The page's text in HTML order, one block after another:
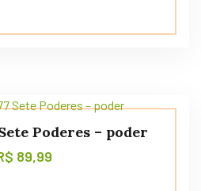
Poderes – poder
89,99